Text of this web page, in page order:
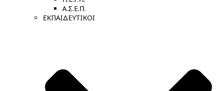
Α.Σ.Ε.Π.
ΕΚΠΑΙΔΕΥΤΙΚΟΙ